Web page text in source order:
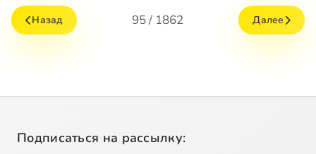
Назад 95 / 1862 Далее
Подписаться на рассылку: